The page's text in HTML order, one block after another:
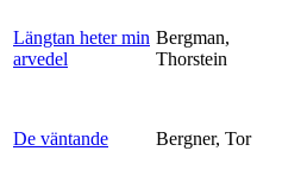
Längtan heter min
arvedel
Bergman,
Thorstein
De väntande Bergner, Tor